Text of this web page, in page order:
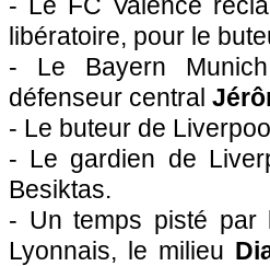
libératoire, pour le
- Le Bayern
défenseur central
- Le buteur de
- Le gardien de
Besiktas.
- Un temps pisté par
Lyonnais, le milieu